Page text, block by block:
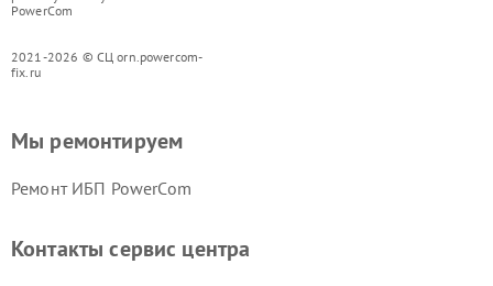
PowerCom
2021-2026 © СЦ orn.powercom-
fix.ru
Мы ремонтируем
Ремонт ИБП PowerCom
Контакты сервис центра